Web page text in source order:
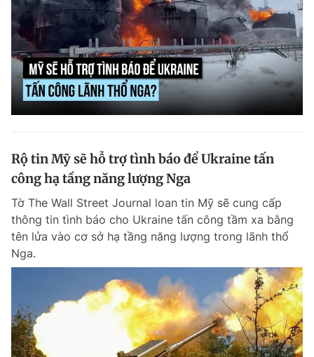
Rộ tin Mỹ sẽ hỗ trợ tình báo để Ukraine tấn
công hạ tầng năng lượng Nga
Tờ The Wall Street Journal loan tin Mỹ sẽ cung cấp
thông tin tình báo cho Ukraine tấn công tầm xa bằng
tên lửa vào cơ sở hạ tầng năng lượng trong lãnh thổ
Nga.